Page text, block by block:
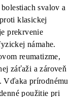
svalov a
klasickej
prekrvenie
námahe.
reumatizme,
záťaži a zároveň
Vďaka prírodnému
použitie pri